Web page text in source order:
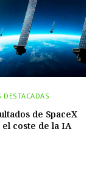
DESTACADAS
de SpaceX
coste de la IA